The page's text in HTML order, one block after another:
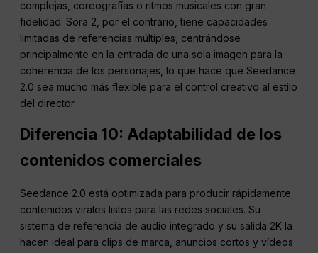
tipos de referencia (imágenes, vídeos, audio y texto)
simultáneamente. Esto permite reproducir escenas
complejas, coreografías o ritmos musicales con gran
fidelidad. Sora 2, por el contrario, tiene capacidades
limitadas de referencias múltiples, centrándose
principalmente en la entrada de una sola imagen para la
coherencia de los personajes, lo que hace que Seedance
del director.
Diferencia 10: Adaptabilidad de los
contenidos comerciales
Seedance 2.0 está optimizada para producir rápidamente
contenidos virales listos para las redes sociales. Su